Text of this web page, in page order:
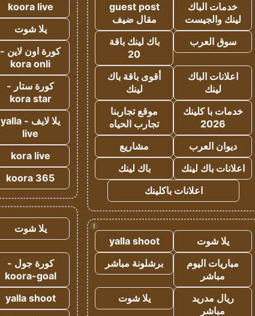
خدمات الباك
لينك والجيست
guest post
مقال ضيف
سوق العرب
باك لينك باقة
20
اعلانات الباك
لينك
أقوى باقة باك
لينك
خدمات با كلينك
2026
موقع تجاربنا
تجارب الحياه
ديوان العرب
مشاريع
اعلانات باك لينك
باك لينك
اعلانات باكلينك
!
يلا شوت
yalla shoot
مباريات اليوم
مباشر
برشلونة مباشر
ريال مدريد
مباشر
يلا شوت
koora live
يلا شوت
كورة اون لاين -
kora onli
كورة ستار -
kora star
يلا لايف - yalla
live
kora live
koora 365
يلا شوت
كورة جول -
koora-goal
yalla shoot